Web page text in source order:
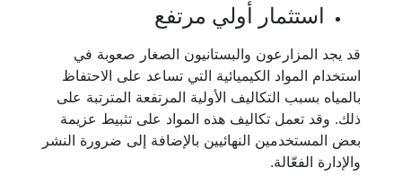
استثمار أولي مرتفع
قد يجد المزارعون والبستانيون الصغار صعوبة في
استخدام المواد الكيميائية التي تساعد على الاحتفاظ
بالمياه بسبب التكاليف الأولية المرتفعة المترتبة على
ذلك. وقد تعمل تكاليف هذه المواد على تثبيط عزيمة
بعض المستخدمين النهائيين بالإضافة إلى ضرورة النشر
والإدارة الفعّالة.